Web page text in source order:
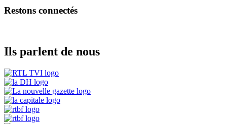
Restons connectés
Ils parlent de nous